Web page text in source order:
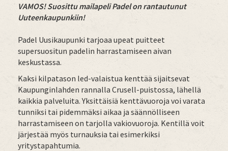
VAMOS! Suosittu mailapeli Padel on rantautunut
Uuteenkaupunkiin!
Padel Uusikaupunki tarjoaa upeat puitteet
supersuositun padelin harrastamiseen aivan
keskustassa.
Kaksi kilpatason led-valaistua kenttää sijaitsevat
Kaupunginlahden rannalla Crusell-puistossa, lähellä
kaikkia palveluita. Yksittäisiä kenttävuoroja voi varata
tunniksi tai pidemmäksi aikaa ja säännölliseen
harrastamiseen on tarjolla vakiovuoroja. Kentillä voit
järjestää myös turnauksia tai esimerkiksi
yritystapahtumia.